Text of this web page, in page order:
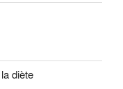
diète